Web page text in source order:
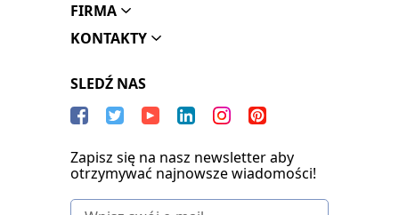
FIRMA
KONTAKTY
SLEDŹ NAS
Zapisz się na nasz newsletter aby
otrzymywać najnowsze wiadomości!